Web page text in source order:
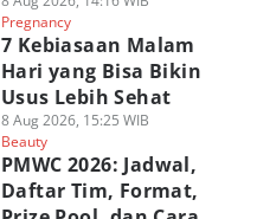
Pregnancy
7 Kebiasaan Malam
Hari yang Bisa Bikin
Usus Lebih Sehat
8 Aug 2026, 15:25 WIB
Beauty
PMWC 2026: Jadwal,
Daftar Tim, Format,